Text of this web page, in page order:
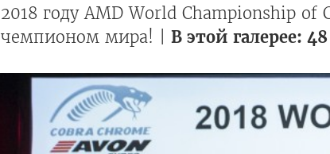
2018 году AMD World Championship
чемпионом мира! | В этой галерее: